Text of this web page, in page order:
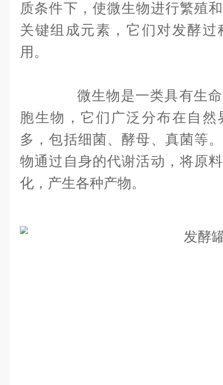
质条件下，使微生物进行繁殖
关键组成元素，它们对发酵
用。
微生物是一类具有生命
胞生物，它们广泛分布在自
多，包括细菌、酵母、真菌等
物通过自身的代谢活动，将原
化，产生各种产物。